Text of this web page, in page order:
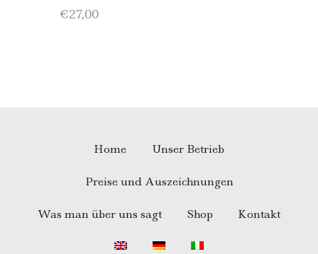
Flaschen: 1 Catarratto + 1
Merlot
€27,00
Home Unser Betrieb
Preise und Auszeichnungen
Was man über uns sagt Shop Kontakt